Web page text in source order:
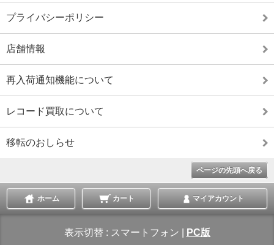
プライバシーポリシー
店舗情報
再入荷通知機能について
レコード買取について
移転のおしらせ
ページの先頭へ戻る
ホーム カート マイアカウント
表示切替 : スマートフォン PC版